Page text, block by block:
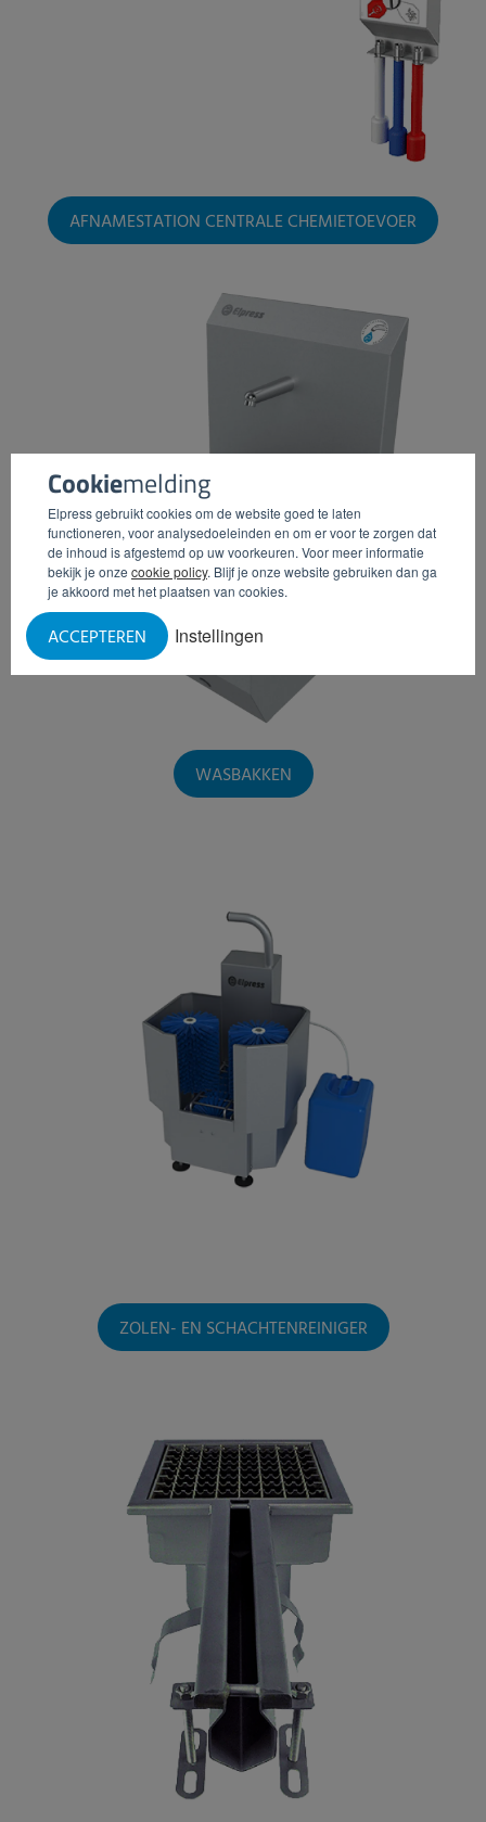
Cookiemelding
Elpress gebruikt cookies om de website goed te laten
functioneren, voor analysedoeleinden en om er voor te zorgen dat
de inhoud is afgestemd op uw voorkeuren. Voor meer informatie
bekijk je onze cookie policy. Blijf je onze website gebruiken dan ga
je akkoord met het plaatsen van cookies.
Instellingen
ACCEPTEREN
AFNAMESTATION CENTRALE CHEMIETOEVOER
WASBAKKEN
ZOLEN- EN SCHACHTENREINIGER